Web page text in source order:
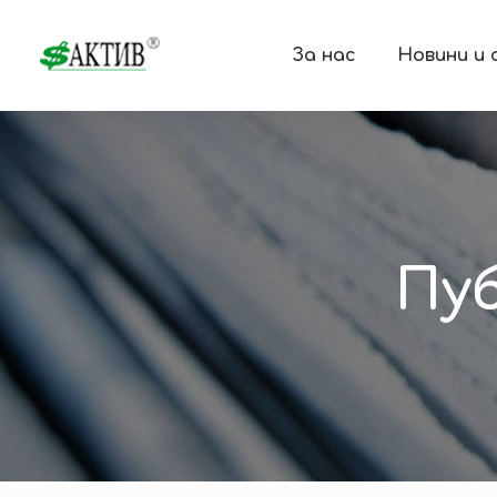
За нас Новини и